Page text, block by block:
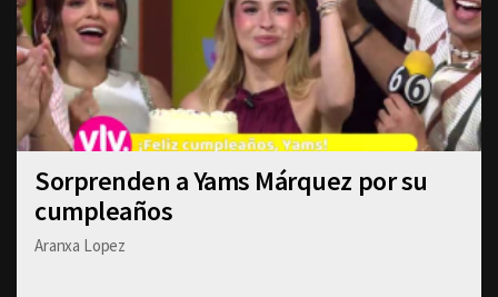
Sorprenden a Yams Márquez por su
cumpleaños
Aranxa Lopez